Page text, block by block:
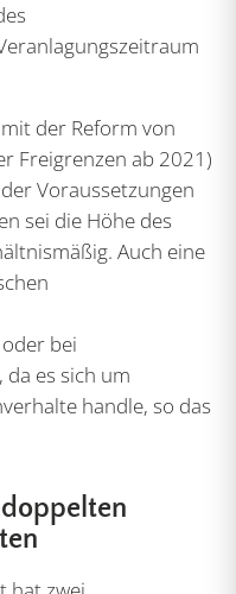
der Reform von
Freigrenzen ab 2021)
Voraussetzungen
sei die Höhe des
Auch eine
bei
es sich um
handle, so das